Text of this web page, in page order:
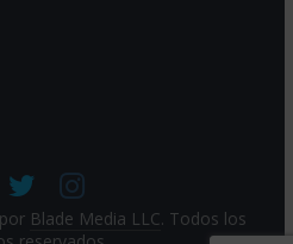
Blade Media LLC. Todos los